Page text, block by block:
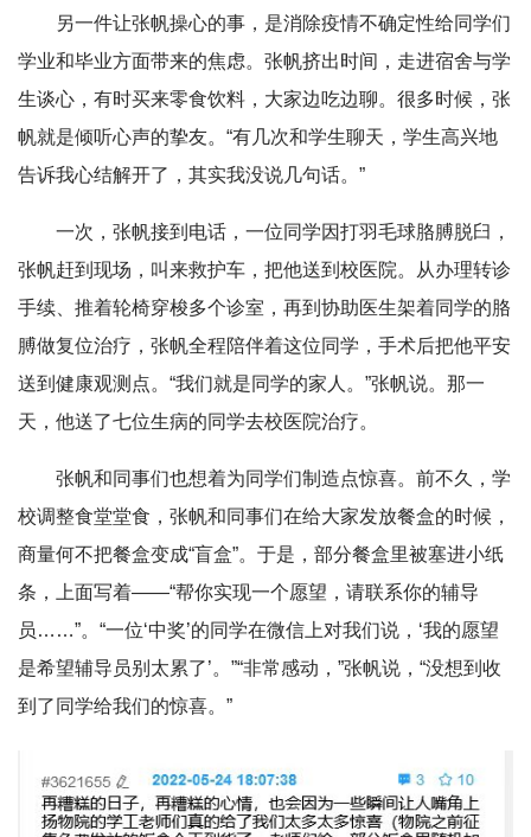
另一件让张帆操心的事，是消除疫情不确定性给同学们
学业和毕业方面带来的焦虑。张帆挤出时间，走进宿舍与学
生谈心，有时买来零食饮料，大家边吃边聊。很多时候，张
帆就是倾听心声的挚友。“有几次和学生聊天，学生高兴地
告诉我心结解开了，其实我没说几句话。”
一次，张帆接到电话，一位同学因打羽毛球胳膊脱臼，
张帆赶到现场，叫来救护车，把他送到校医院。从办理转诊
手续、推着轮椅穿梭多个诊室，再到协助医生架着同学的胳
膊做复位治疗，张帆全程陪伴着这位同学，手术后把他平安
送到健康观测点。“我们就是同学的家人。”张帆说。那一
天，他送了七位生病的同学去校医院治疗。
张帆和同事们也想着为同学们制造点惊喜。前不久，学
校调整食堂堂食，张帆和同事们在给大家发放餐盒的时候，
商量何不把餐盒变成“盲盒”。于是，部分餐盒里被塞进小纸
条，上面写着——“帮你实现一个愿望，请联系你的辅导
员……”。“一位‘中奖’的同学在微信上对我们说，‘我的愿望
是希望辅导员别太累了’。”“非常感动，”张帆说，“没想到收
到了同学给我们的惊喜。”